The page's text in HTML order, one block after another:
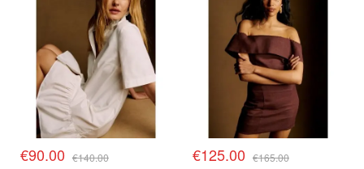
€90.00 €140.00 €125.00 €165.00